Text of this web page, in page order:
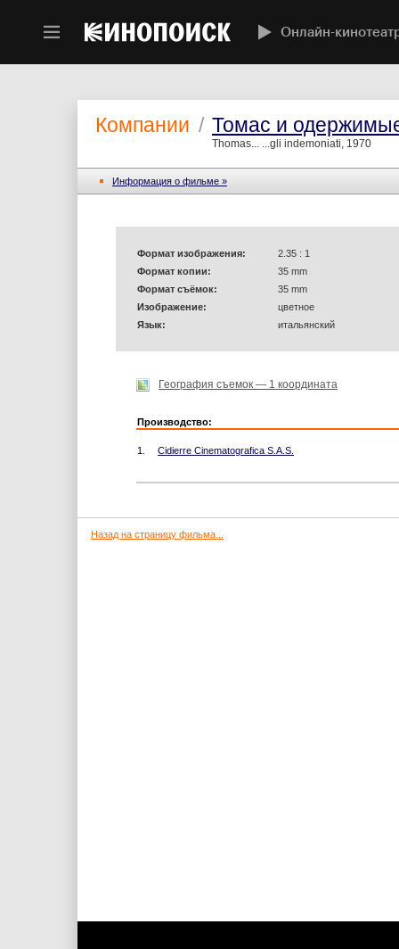
Онлайн-
Компании / Томас и
Thomas... ...gli indemoniati, 1970
Информация o фильме »
Формат изображения:
2.35 : 1
Формат копии:
35 mm
Формат съёмок:
35 mm
Изображение:
цветное
Язык:
итальянский
География съемок — 1 координата
Производство:
1. Cidierre Cinematografica S.A.S.
Назад на страницу фильма...